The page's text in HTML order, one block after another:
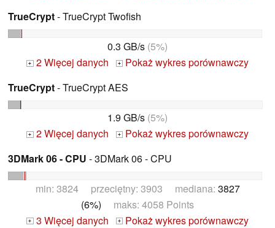
TrueCrypt- TrueCrypt Twofish
0.3 GB/s (5%)
+ 2 Więcej danych +
Pokaż wykres porównawczy
TrueCrypt- TrueCrypt AES
1.9 GB/s (5%)
+ 2 Więcej danych +
Pokaż wykres porównawczy
3DMark 06 - CPU - 3DMark 06 - CPU
min: 3824 przeciętny: 3903 mediana: 3827
(6%) maks: 4058 Points
+ 3 Więcej danych +
Pokaż wykres porównawczy